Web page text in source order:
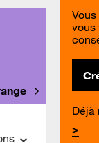
vous
Déjà
>